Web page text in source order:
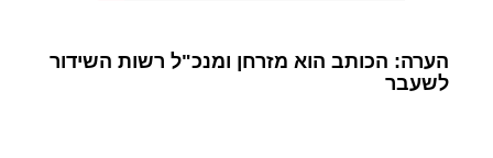
הערה: הכותב הוא מזרחן ומנכ"ל רשות השידור
לשעבר